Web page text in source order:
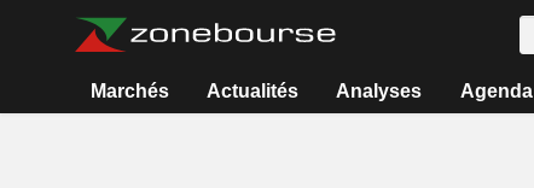
Marchés Actualités Analyses Agenda